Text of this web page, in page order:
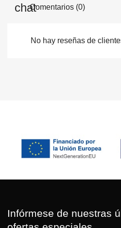
Comentarios (0)
No hay reseñas de
Infórmese de nuestras